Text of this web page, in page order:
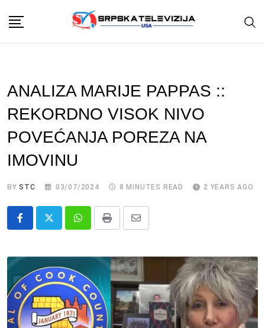
ANALIZA MARIJE PAPPAS ::
REKORDNO VISOK NIVO
POVEĆANJA POREZA NA
IMOVINU
BYSTC 03/07/2024 8 MINUTES READ 2 YEARS AGO
Whatsapp
Print
Share
Email